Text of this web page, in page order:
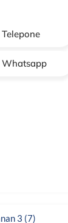
Telepone
Whatsapp